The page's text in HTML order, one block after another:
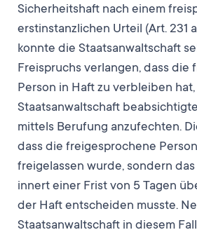
Sicherheitshaft nach einem
erstinstanzlichen Urteil (Art. 231
konnte die Staatsanwaltschaft
Freispruchs verlangen, dass die
Person in Haft zu verbleiben
Staatsanwaltschaft
mittels Berufung anzufechten.
dass die freigesprochene
freigelassen wurde, sondern
innert einer Frist von 5 Tagen
der Haft entscheiden musste.
Staatsanwaltschaft in diesem